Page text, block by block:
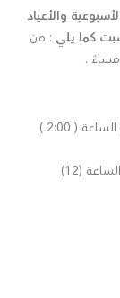
والأعياد
كما يلي : من
الفترة الأولى :من الساعة ( 9:00 ) صباحاً وتنتهي في الساعة ( 2:00 )
الفترة الثانية : من الساعة (8:00) مساء وتنتهي في الساعة (12)